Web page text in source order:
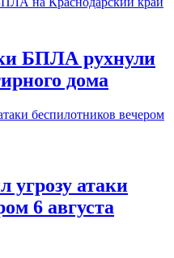
БПЛА рухнули
дома
угрозу атаки
6 августа